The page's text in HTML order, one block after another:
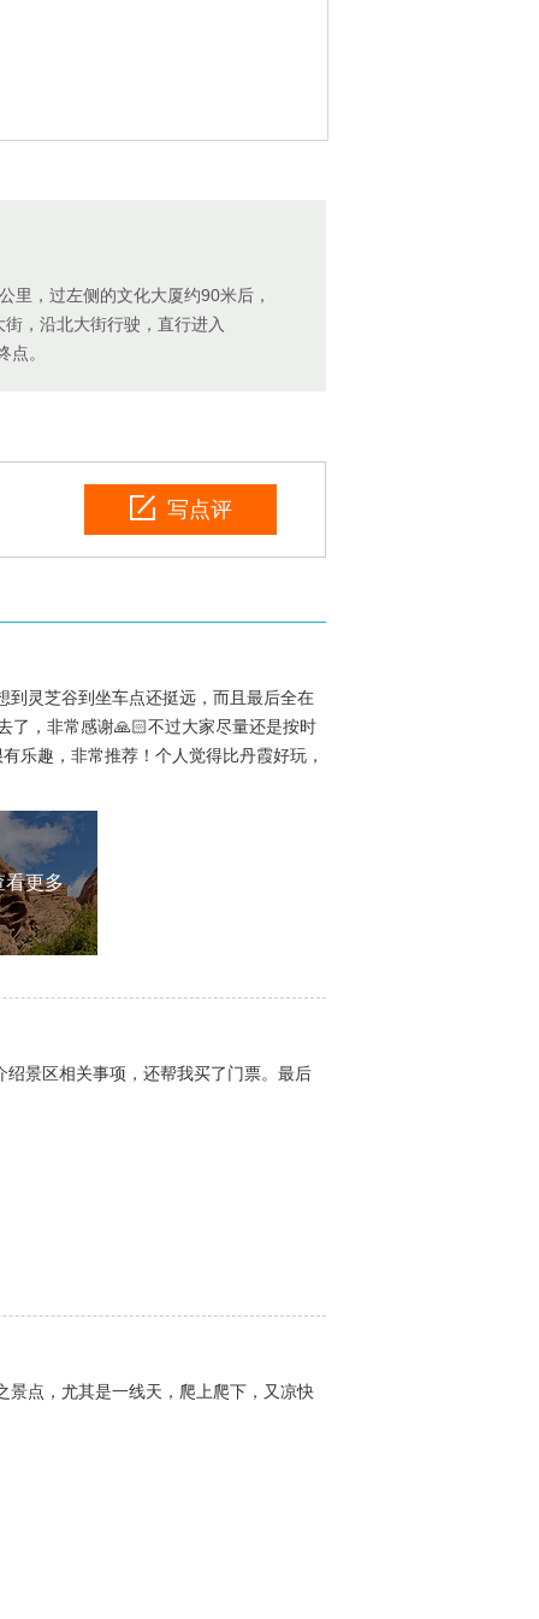
里，过左侧的文化大厦约90米后，
，沿北大街行驶，直行进入
。
写点评
到灵芝谷到坐车点还挺远，而且最后全在
了，非常感谢🙏🏻不过大家尽量还是按时
乐趣，非常推荐！个人觉得比丹霞好玩，
看更多
景区相关事项，还帮我买了门票。最后
景点，尤其是一线天，爬上爬下，又凉快